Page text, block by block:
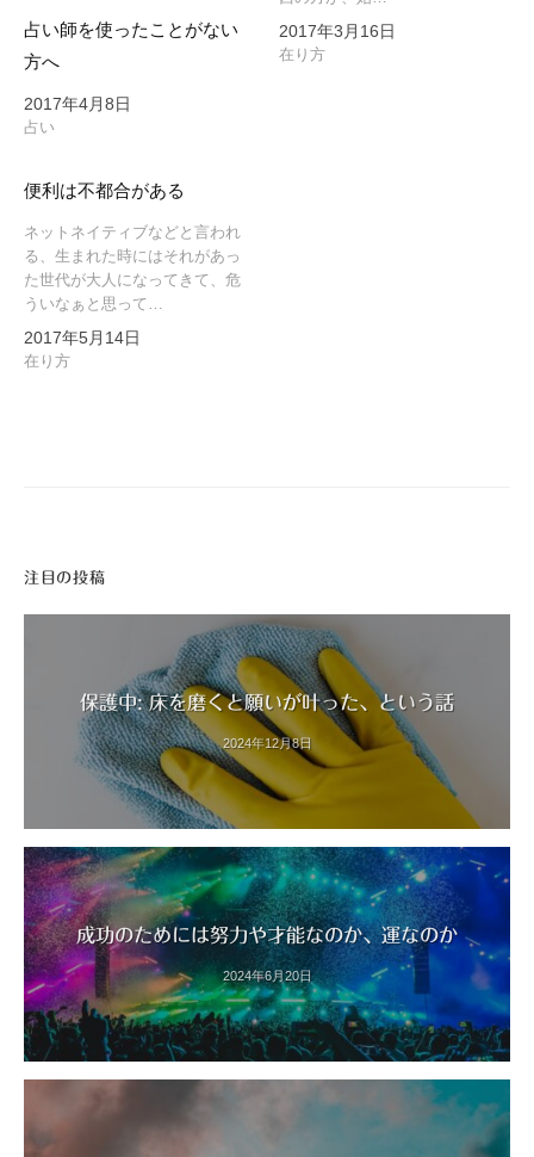
占い師を使ったことがない
方へ
2017年4月8日
占い
2017年3月16日
在り方
便利は不都合がある
ネットネイティブなどと言われ
る、生まれた時にはそれがあっ
た世代が大人になってきて、危
ういなぁと思って…
2017年5月14日
在り方
注目の投稿
保護中: 床を磨くと願いが叶った、という話
2024年12月8日
成功のためには努力や才能なのか、運なのか
2024年6月20日